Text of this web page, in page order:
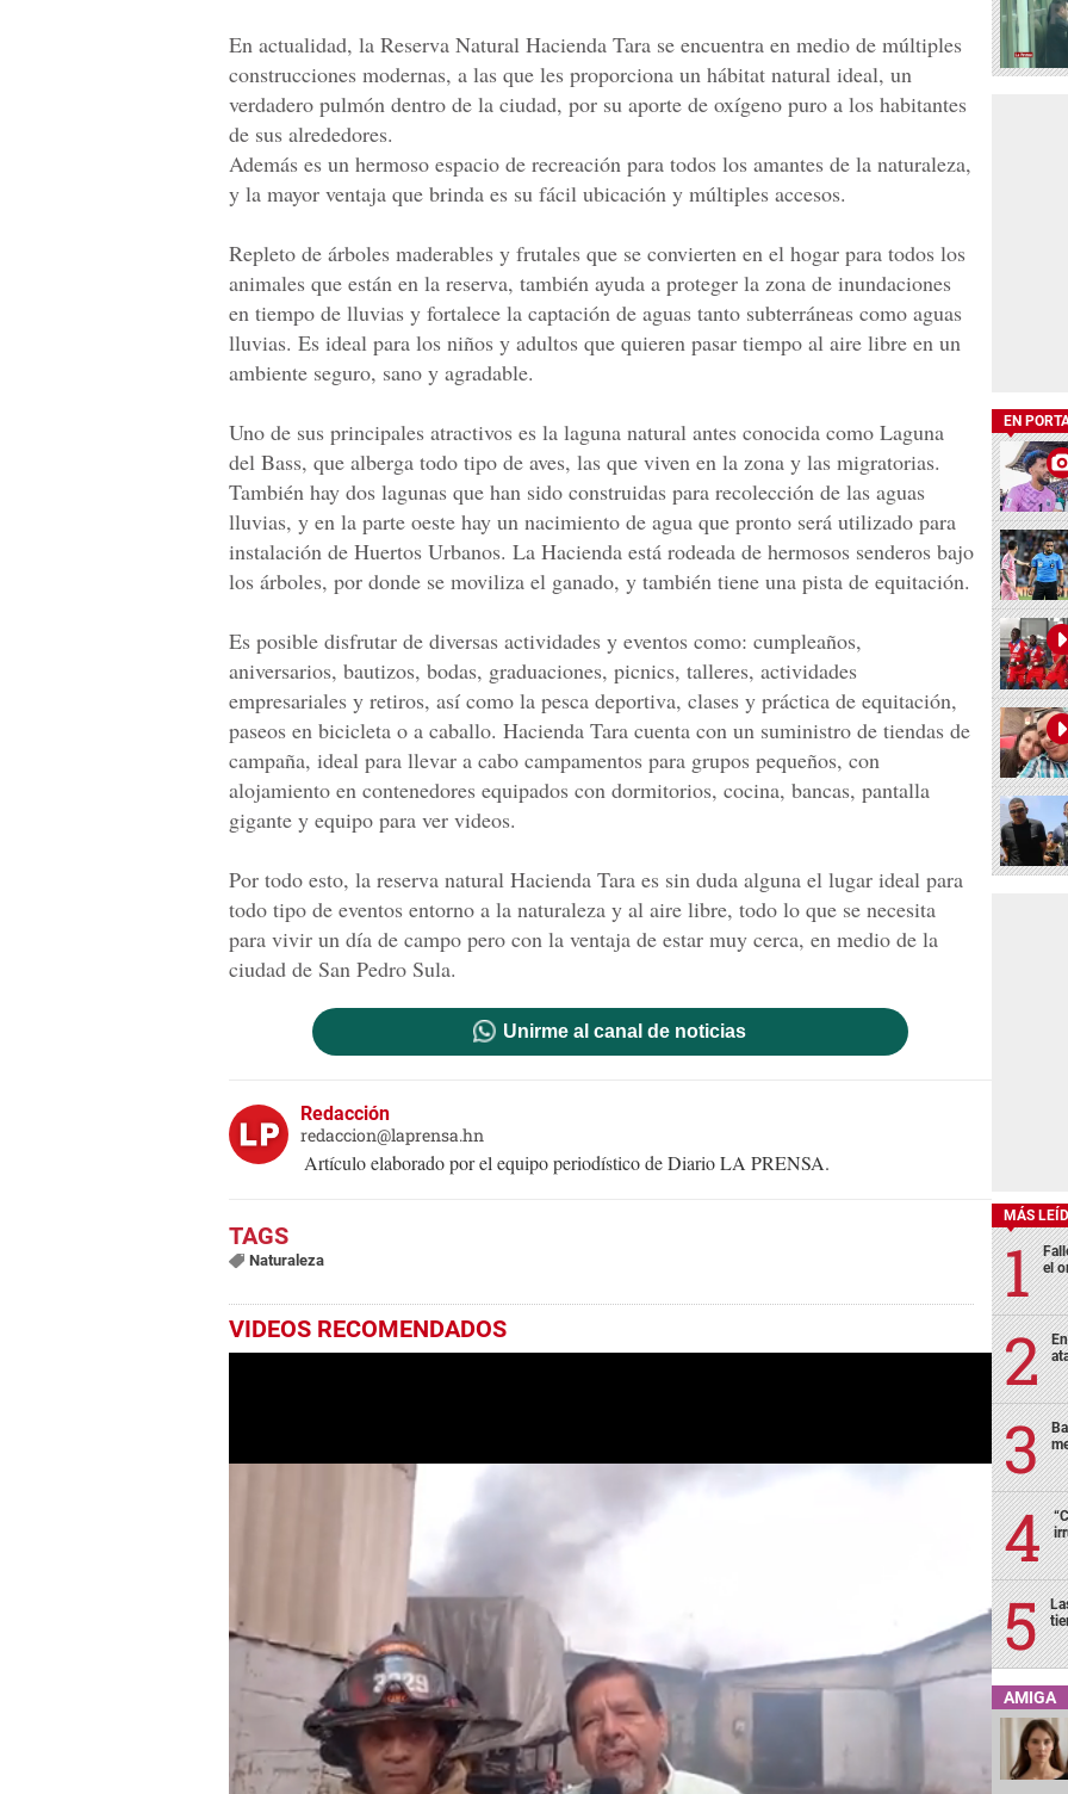
En actualidad, la Reserva Natural Hacienda Tara se encuentra en medio de múltiples
construcciones modernas, a las que les proporciona un hábitat natural ideal, un
verdadero pulmón dentro de la ciudad, por su aporte de oxígeno puro a los habitantes
de sus alrededores.
Además es un hermoso espacio de recreación para todos los amantes de la naturaleza,
y la mayor ventaja que brinda es su fácil ubicación y múltiples accesos.
Repleto de árboles maderables y frutales que se convierten en el hogar para todos los
animales que están en la reserva, también ayuda a proteger la zona de inundaciones
en tiempo de lluvias y fortalece la captación de aguas tanto subterráneas como aguas
lluvias. Es ideal para los niños y adultos que quieren pasar tiempo al aire libre en un
ambiente seguro, sano y agradable.
Uno de sus principales atractivos es la laguna natural antes conocida como Laguna
del Bass, que alberga todo tipo de aves, las que viven en la zona y las migratorias.
También hay dos lagunas que han sido construidas para recolección de las aguas
lluvias, y en la parte oeste hay un nacimiento de agua que pronto será utilizado para
instalación de Huertos Urbanos. La Hacienda está rodeada de hermosos senderos bajo
los árboles, por donde se moviliza el ganado, y también tiene una pista de equitación.
Es posible disfrutar de diversas actividades y eventos como: cumpleaños,
aniversarios, bautizos, bodas, graduaciones, picnics, talleres, actividades
empresariales y retiros, así como la pesca deportiva, clases y práctica de equitación,
paseos en bicicleta o a caballo. Hacienda Tara cuenta con un suministro de tiendas de
campaña, ideal para llevar a cabo campamentos para grupos pequeños, con
alojamiento en contenedores equipados con dormitorios, cocina, bancas, pantalla
gigante y equipo para ver videos.
Por todo esto, la reserva natural Hacienda Tara es sin duda alguna el lugar ideal para
todo tipo de eventos entorno a la naturaleza y al aire libre, todo lo que se necesita
para vivir un día de campo pero con la ventaja de estar muy cerca, en medio de la
ciudad de San Pedro Sula.
Unirme al canal de noticias
Redacción
redaccion@laprensa.hn
Artículo elaborado por el equipo periodístico de Diario LA PRENSA.
Naturaleza
VIDEOS RECOMENDADOS
EN
MÁS
el
AMIGA